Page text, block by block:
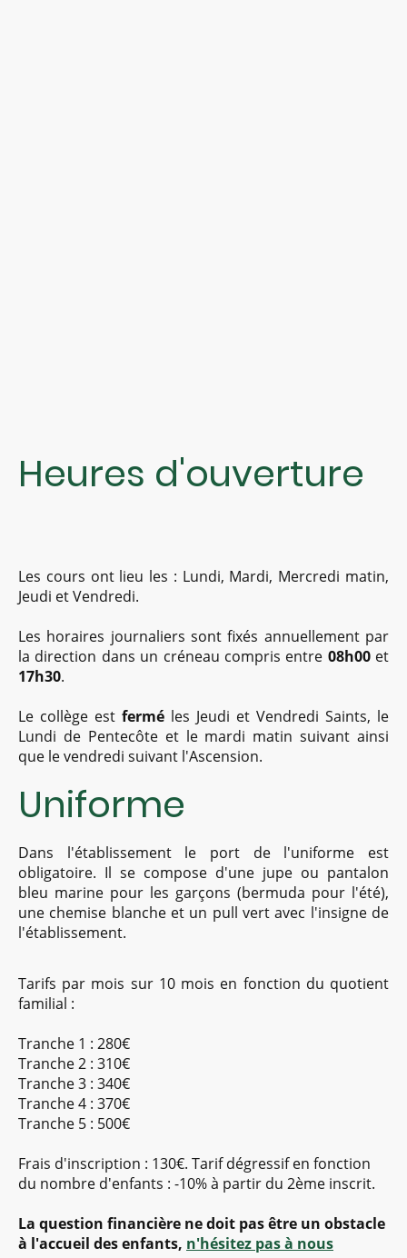
Heures d'ouverture
Les cours ont lieu les : Lundi, Mardi, Mercredi matin,
Jeudi et Vendredi.
Les horaires journaliers sont fixés annuellement par
la direction dans un créneau compris entre 08h00et
17h30.
Le collège est fermé les Jeudi et Vendredi Saints, le
Lundi de Pentecôte et le mardi matin suivant ainsi
que le vendredi suivant l'Ascension.
Uniforme
Dans l'établissement le port de l'uniforme est
obligatoire. Il se compose d'une jupe ou pantalon
bleu marine pour les garçons (bermuda pour l'été),
une chemise blanche et un pull vert avec l'insigne de
l'établissement.
Tarifs par mois sur 10 mois en fonction du quotient
familial :
Tranche 1 : 280€
Tranche 2 : 310€
Tranche 3 : 340€
Tranche 4 : 370€
Tranche 5 : 500€
Frais d'inscription : 130€. Tarif dégressif en fonction
du nombre d'enfants : -10% à partir du 2ème inscrit.
La question financière ne doit pas être un obstacle
à l'accueil des enfants, n'hésitez pas à nous